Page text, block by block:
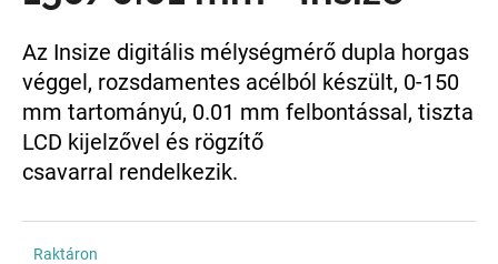
Az Insize digitális mélységmérő dupla horgas
véggel, rozsdamentes acélból készült, 0-150
mm tartományú, 0.01 mm felbontással, tiszta
LCD kijelzővel és rögzítő
csavarral rendelkezik.
Raktáron
k